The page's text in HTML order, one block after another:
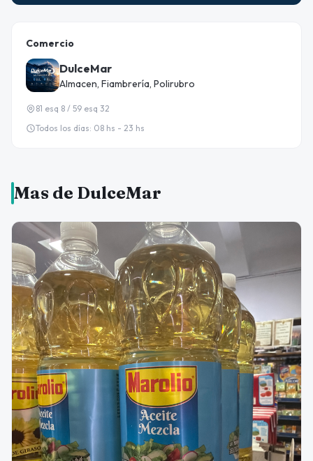
Comercio
DulceMar
Almacen, Fiambrería, Polirubro
81 esq 8 / 59 esq 32
Todos los días: 08 hs - 23 hs
Mas de DulceMar